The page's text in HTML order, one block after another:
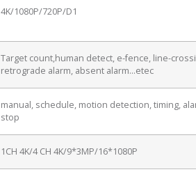
4K/1080P/720P/D1
Target count,human detect, e-fence, line-
retrograde alarm, absent alarm…etec
manual, schedule, motion detection, timing,
stop
1CH 4K/4 CH 4K/9*3MP/16*1080P